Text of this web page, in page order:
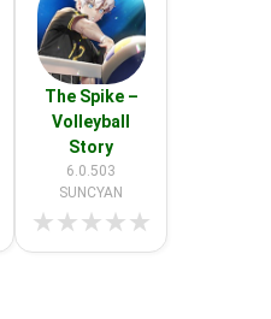
The Spike –
Volleyball
Story
6.0.503
SUNCYAN
★★★★★